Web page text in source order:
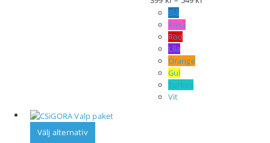
Blå
Rosa
Röd
Lila
Orange
Gul
Turkos
Vit
Välj alternativ